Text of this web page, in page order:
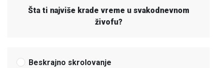
Šta ti najviše krade vreme u svakodnevnom
živofu?
Beskrajno skrolovanje